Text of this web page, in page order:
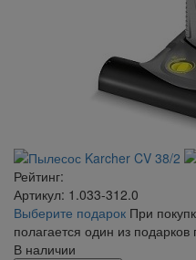
Рейтинг:
Артикул: 1.033-312.0
Выберите подарок При
полагается один из
В наличии